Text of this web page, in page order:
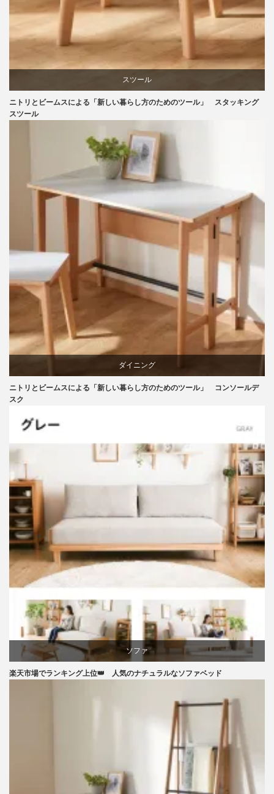
スツール
ビーチ
ブランディング
マーケティング
ライフスタイル
ニトリとビームスによる「新しい暮らし方のためのツール」 スタッキング
スツール
ダイニング
ビーチ
ブランディング
ニトリとビームスによる「新しい暮らし方のためのツール」 コンソールデ
スク
ソファ
楽天市場でランキング上位👑 人気のナチュラルなソファベッド